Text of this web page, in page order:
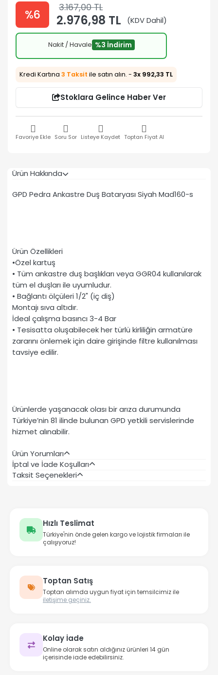
%6 3.167,00 TL
2.976,98 TL (KDV Dahil)
Nakit / Havale %3 İndirim
Kredi Kartına 3 Taksit ile satın alın. - 3x 992,33 TL
Stoklara Gelince Haber Ver
Favoriye Ekle Soru Sor Listeye Kaydet Toptan Fiyat Al
Ürün Hakkında
GPD Pedra Ankastre Duş Bataryası Siyah Mad160-s
Ürün Özellikleri
•Özel kartuş
• Tüm ankastre duş başlıkları veya GGR04 kullanılarak
tüm el duşları ile uyumludur.
• Bağlantı ölçüleri 1/2" (iç diş)
Montajı sıva altıdır.
İdeal çalışma basıncı 3-4 Bar
• Tesisatta oluşabilecek her türlü kirliliğin armatüre
zararını önlemek için daire girişinde filtre kullanılması
tavsiye edilir.
Ürünlerde yaşanacak olası bir arıza durumunda
Türkiye’nin 81 ilinde bulunan GPD yetkili servislerinde
hizmet alınabilir.
Ürün Yorumları
İptal ve İade Koşulları
Taksit Seçenekleri
Hızlı Teslimat
Türkiye'nin önde gelen kargo ve lojistik firmaları ile
çalışıyoruz!
Toptan Satış
Toptan alımda uygun fiyat için temsilcimiz ile
iletişime geçiniz.
Kolay İade
Online olarak satın aldığınız ürünleri 14 gün
içerisinde iade edebilirsiniz.